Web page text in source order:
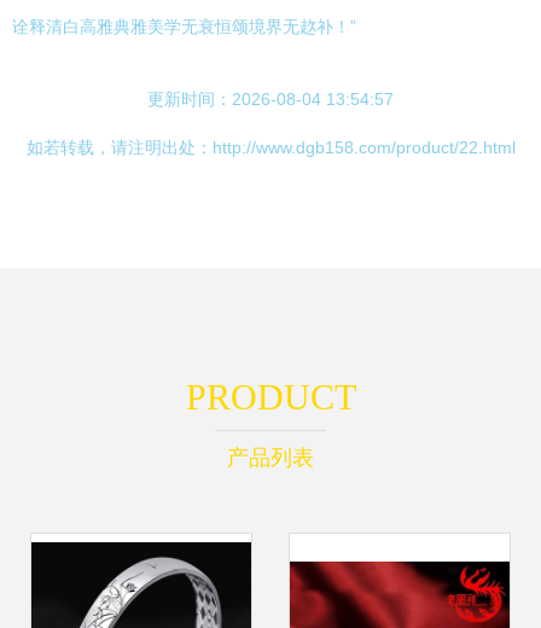
诠释清白高雅典雅美学无衰恒颂境界无赼补！”
更新时间：2026-08-04 13:54:57
如若转载，请注明出处：http://www.dgb158.com/product/22.html
PRODUCT
产品列表